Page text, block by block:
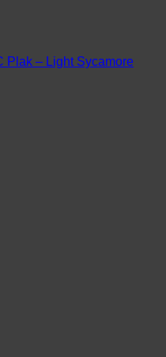
Plak – Light Sycamore